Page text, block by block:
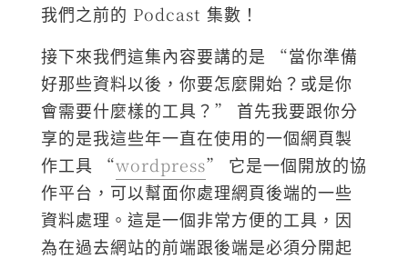
我們之前的 Podcast 集數！
接下來我們這集內容要講的是 “當你準備
好那些資料以後，你要怎麼開始？或是你
會需要什麼樣的工具？” 首先我要跟你分
享的是我這些年一直在使用的一個網頁製
作工具 “wordpress” 它是一個開放的協
作平台，可以幫面你處理網頁後端的一些
資料處理。這是一個非常方便的工具，因
為在過去網站的前端跟後端是必須分開起